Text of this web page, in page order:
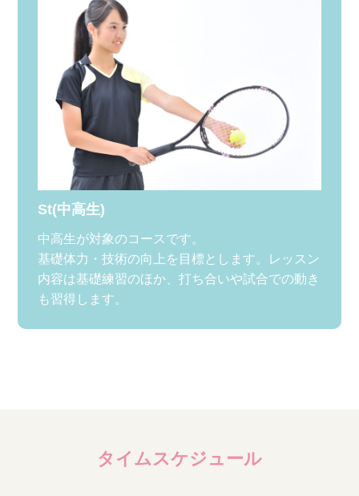
St(中高生)
中高生が対象のコースです。
基礎体力・技術の向上を目標とします。レッスン
内容は基礎練習のほか、打ち合いや試合での動き
も習得します。
タイムスケジュール